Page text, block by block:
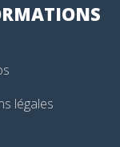
légales